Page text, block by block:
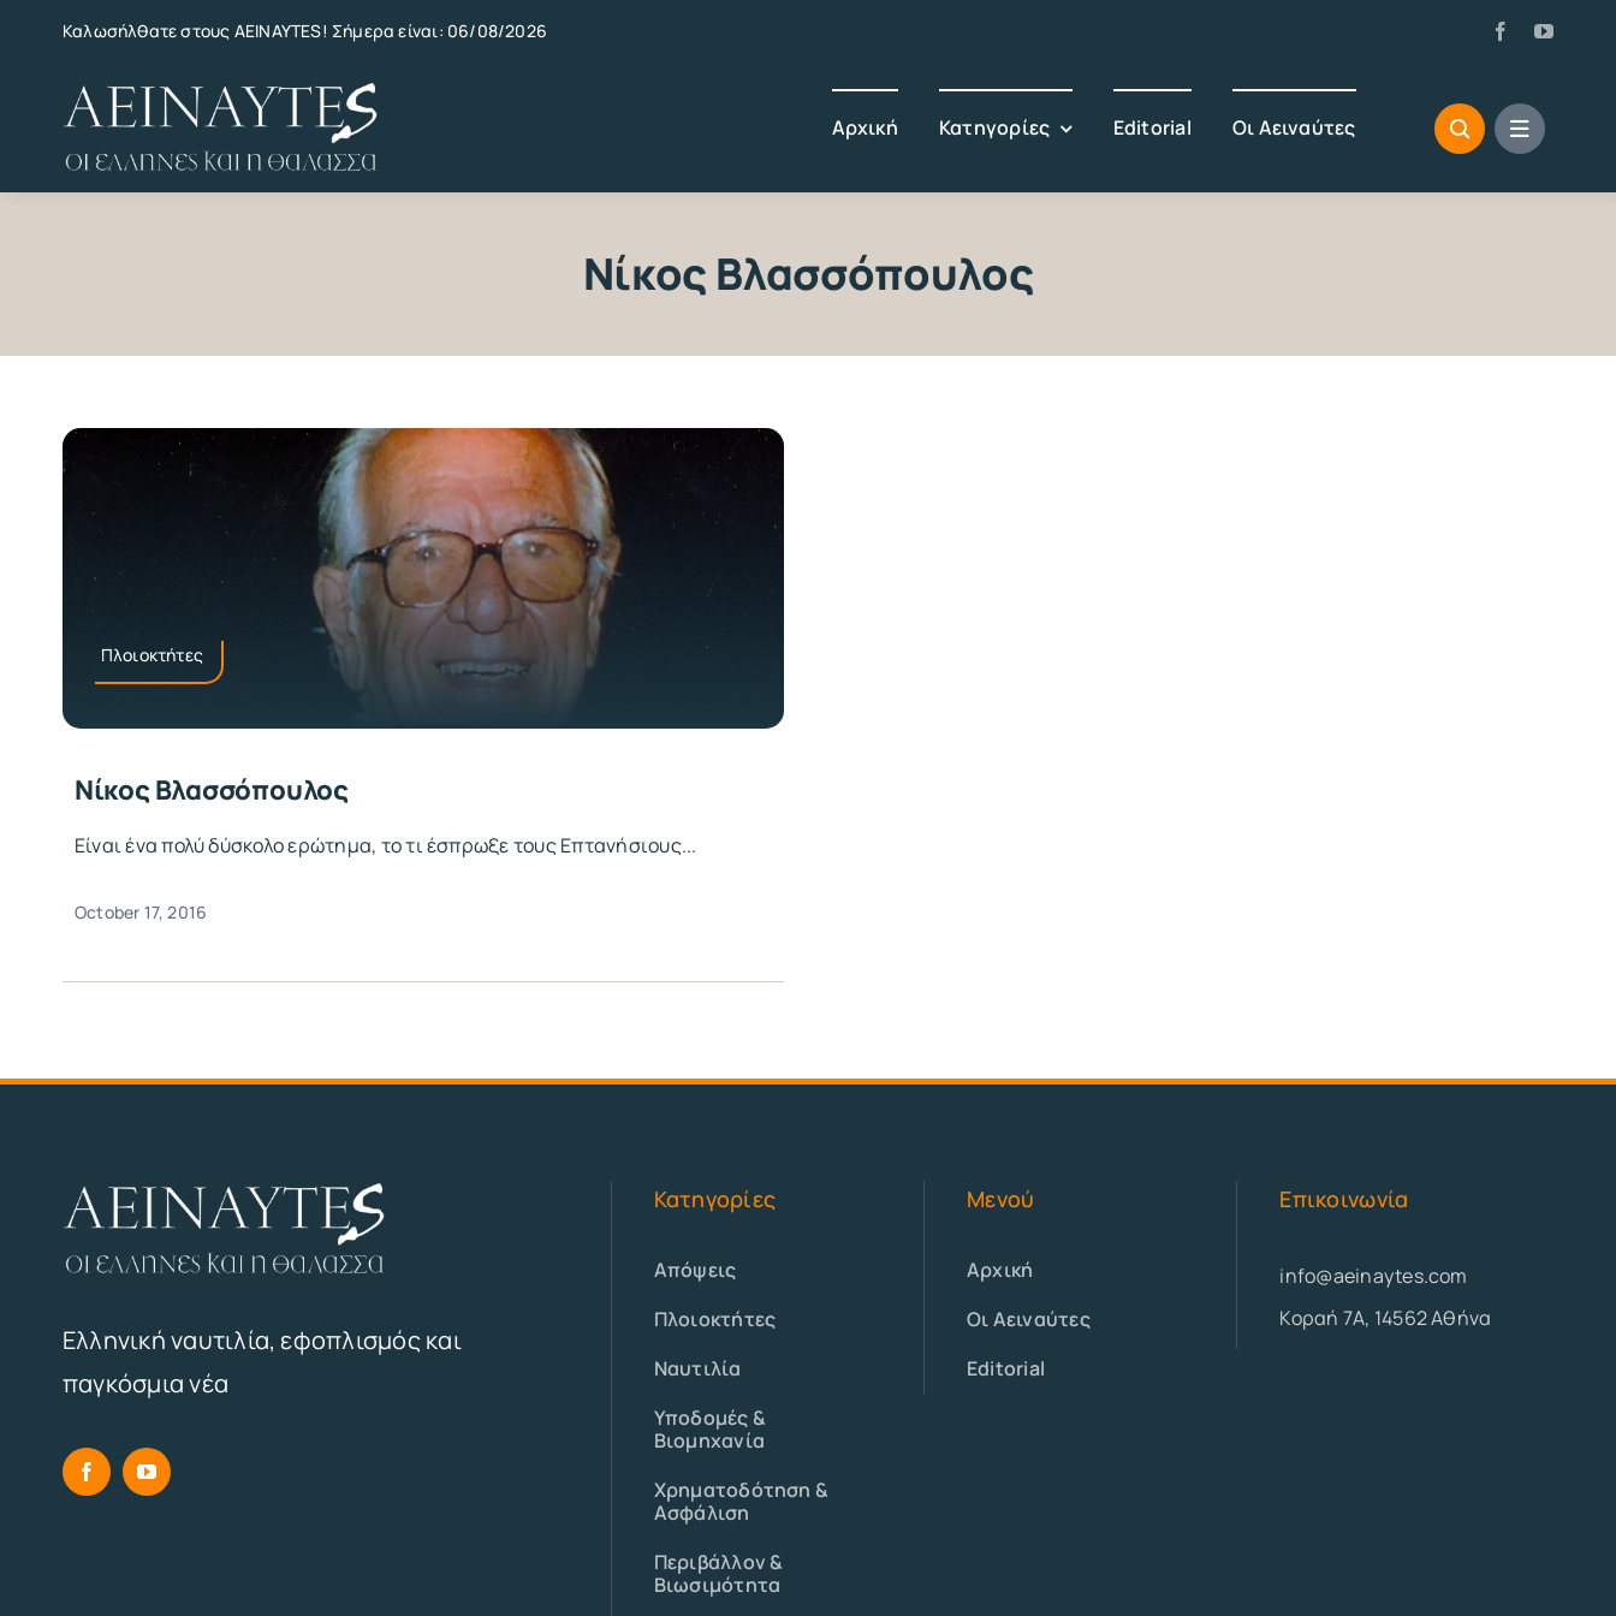
Καλωσήλθατε στους AEINAYTES! Σήμερα είναι: 06/08/2026
Αρχική Κατηγορίες Editorial Οι Αειναύτες
Νίκος Βλασσόπουλος
Πλοιοκτήτες
Νίκος Βλασσόπουλος
Είναι ένα πολύ δύσκολο ερώτημα, το τι έσπρωξε τους Επτανήσιους...
October 17, 2016
Ελληνική ναυτιλία, εφοπλισμός και
παγκόσμια νέα
Κατηγορίες
Απόψεις
Πλοιοκτήτες
Ναυτιλία
Υποδομές &
Βιομηχανία
Χρηματοδότηση &
Ασφάλιση
Περιβάλλον &
Βιωσιμότητα
Μενού
Αρχική
Οι Αειναύτες
Editorial
Επικοινωνία
info@aeinaytes.com
Κοραή 7Α, 14562 Αθήνα